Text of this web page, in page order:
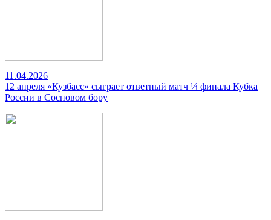
11.04.2026
12 апреля «Кузбасс» сыграет ответный матч ¼ финала Кубка
России в Сосновом бору